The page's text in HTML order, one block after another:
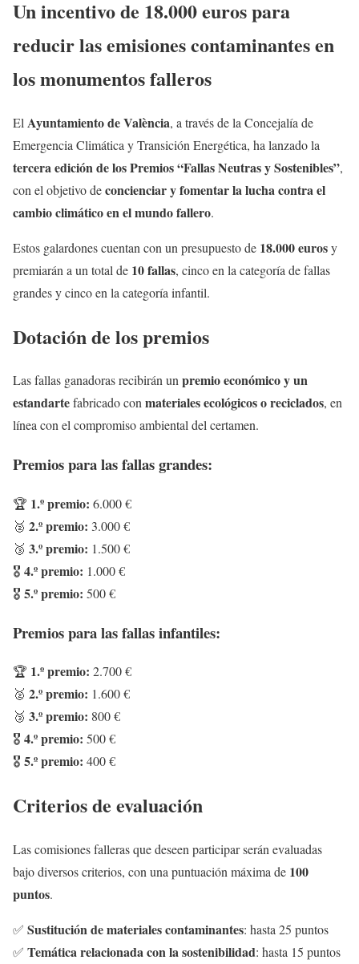
Un incentivo de 18.000 euros para
reducir las emisiones contaminantes en
los monumentos falleros
El Ayuntamiento de València, a través de la Concejalía de
Emergencia Climática y Transición Energética, ha lanzado la
tercera edición de los Premios “Fallas Neutras y Sostenibles”,
con el objetivo deconcienciar y fomentar la lucha contra el
cambio climático en el mundo fallero.
Estos galardones cuentan con un presupuesto de 18.000 eurosy
premiarán a un total de 10 fallas, cinco en la categoría de fallas
grandes y cinco en la categoría infantil.
Dotación de los premios
Las fallas ganadoras recibirán unpremio económico y un
estandartefabricado conmateriales ecológicos o reciclados, en
línea con el compromiso ambiental del certamen.
Premios para las fallas grandes:
🏆 1.º premio: 6.000 €
🥈 2.º premio: 3.000 €
🥉 3.º premio: 1.500 €
🎖️ 4.º premio: 1.000 €
🎖️ 5.º premio: 500 €
Premios para las fallas infantiles:
🏆 1.º premio: 2.700 €
🥈 2.º premio: 1.600 €
🥉 3.º premio: 800 €
🎖️ 4.º premio: 500 €
🎖️ 5.º premio: 400 €
Criterios de evaluación
Las comisiones falleras que deseen participar serán evaluadas
bajo diversos criterios, con una puntuación máxima de 100
puntos.
✅ Sustitución de materiales contaminantes: hasta 25 puntos
✅ Temática relacionada con la sostenibilidad: hasta 15 puntos